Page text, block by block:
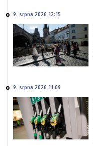
9. srpna 2026 12:15
9. srpna 2026 11:09